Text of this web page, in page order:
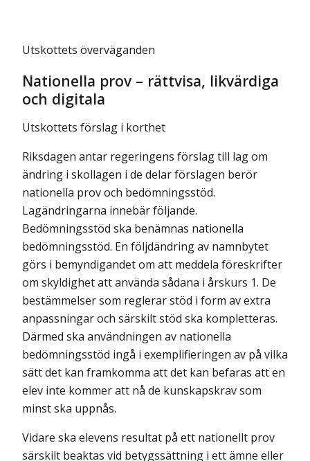
Utskottets överväganden
Nationella prov – rättvisa, likvärdiga
och digitala
Utskottets förslag i korthet
Riksdagen antar regeringens förslag till lag om
ändring i skollagen i de delar förslagen berör
nationella prov och bedömningsstöd.
Lagändringarna innebär följande.
Bedömningsstöd ska benämnas nationella
bedömningsstöd. En följdändring av namnbytet
görs i bemyndigandet om att meddela föreskrifter
om skyldighet att använda sådana i årskurs 1. De
bestämmelser som reglerar stöd i form av extra
anpassningar och särskilt stöd ska kompletteras.
Därmed ska användningen av nationella
bedömningsstöd ingå i exemplifieringen av på vilka
sätt det kan framkomma att det kan befaras att en
elev inte kommer att nå de kunskapskrav som
minst ska uppnås.
Vidare ska elevens resultat på ett nationellt prov
särskilt beaktas vid betygssättning i ett ämne eller